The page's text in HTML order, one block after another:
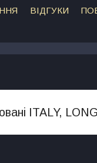
ВІДГУКИ
ITALY,